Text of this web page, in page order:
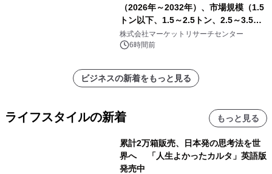
（2026年～2032年）、市場規模（1.5
トン以下、1.5～2.5トン、2.5～3.5ト
ン、3.5～5.0トン、その他）・分析レ
ポートを発表
株式会社マーケットリサーチセンター
6時間前
ビジネスの新着をもっと見る
ライフスタイルの新着 もっと見る
累計2万箱販売、日本発の思考法を世
界へ 「人生よかったカルタ」英語版
発売中